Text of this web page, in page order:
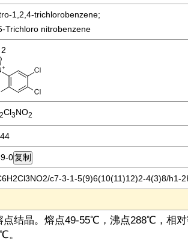
1,2,4-trichlorobenzene;
Trichloro nitrobenzene
2
2Cl3NO2
0
c7-3-1-5(9)6(10(11)12)2-4(3)8/h1-
点结晶。熔点49-55℃，沸点288℃，相
。